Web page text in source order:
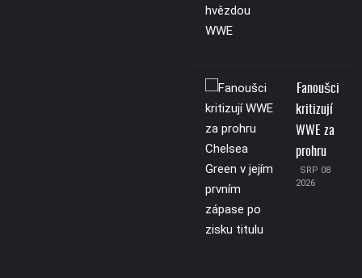
Fanoušci
kritizují
WWE za
prohru
SRP 08
2026